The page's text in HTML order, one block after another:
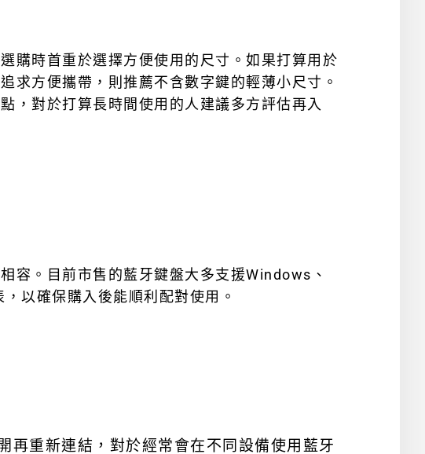
購時首重於選擇方便使用的尺寸。如果打算用於
求方便攜帶，則推薦不含數字鍵的輕薄小尺寸。
，對於打算長時間使用的人建議多方評估再入
容。目前市售的藍牙鍵盤大多支援Windows、
以確保購入後能順利配對使用。
再重新連結，對於經常會在不同設備使用藍牙